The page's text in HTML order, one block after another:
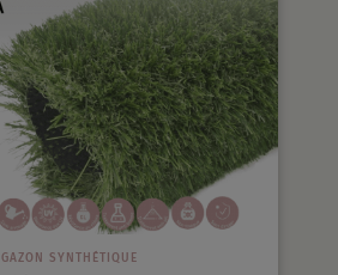
GAZON SYNTHÉTIQUE